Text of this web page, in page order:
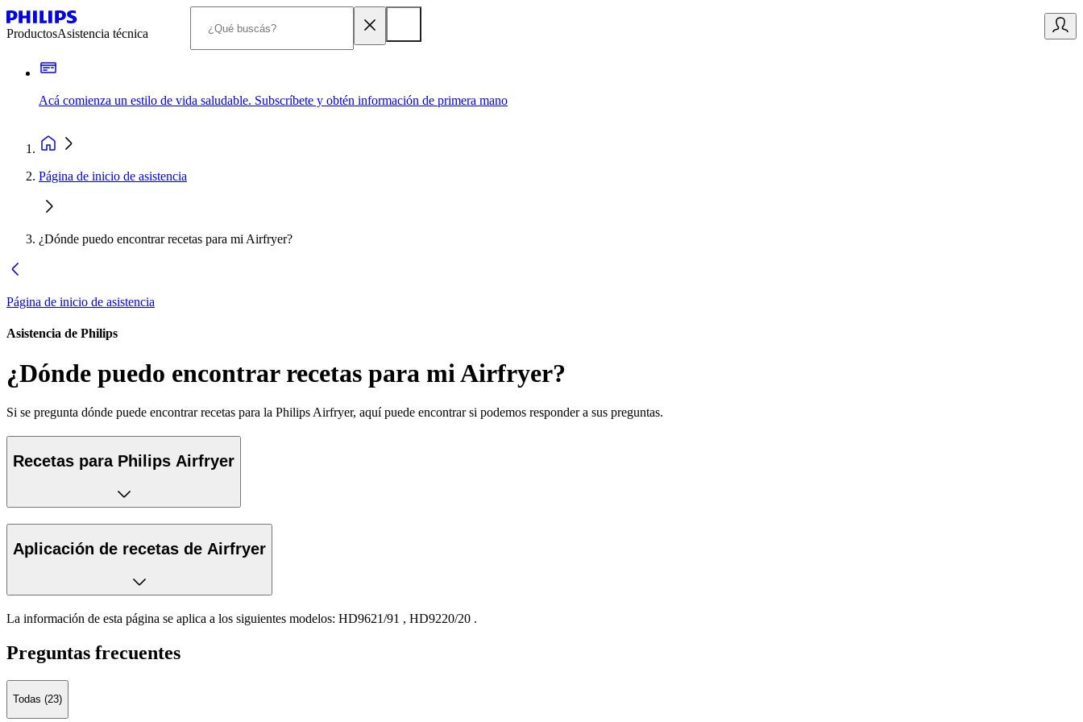
ProductosAsistencia técnica
Acá comienza un estilo de vida saludable. Subscríbete y obtén información de primera mano
Página de inicio de asistencia
¿Dónde puedo encontrar recetas para mi Airfryer?
Página de inicio de asistencia
Asistencia de Philips
¿Dónde puedo encontrar recetas para mi Airfryer?
Si se pregunta dónde puede encontrar recetas para la Philips Airfryer, aquí puede encontrar si podemos responder a sus preguntas.
Recetas para Philips Airfryer
Aplicación de recetas de Airfryer
La información de esta página se aplica a los siguientes modelos: HD9621/91 , HD9220/20 .
Preguntas frecuentes
Todas (23)